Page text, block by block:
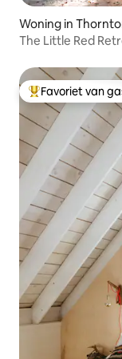
Woning in
The Little Red
Topfavoriet van
Favoriet van